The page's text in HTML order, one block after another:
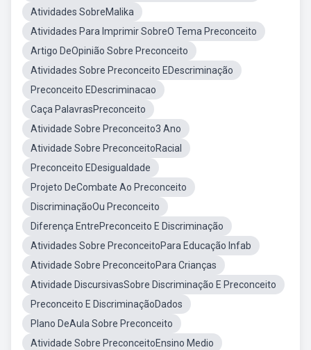
Atividades SobreMalika
Atividades Para Imprimir SobreO Tema Preconceito
Artigo DeOpinião Sobre Preconceito
Atividades Sobre Preconceito EDescriminação
Preconceito EDescriminacao
Caça PalavrasPreconceito
Atividade Sobre Preconceito3 Ano
Atividade Sobre PreconceitoRacial
Preconceito EDesigualdade
Projeto DeCombate Ao Preconceito
DiscriminaçãoOu Preconceito
Diferença EntrePreconceito E Discriminação
Atividades Sobre PreconceitoPara Educação Infab
Atividade Sobre PreconceitoPara Crianças
Atividade DiscursivasSobre Discriminação E Preconceito
Preconceito E DiscriminaçãoDados
Plano DeAula Sobre Preconceito
Atividade Sobre PreconceitoEnsino Medio